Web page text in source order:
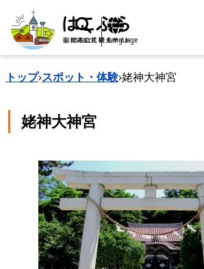
search Language
トップ›スポット・体験›姥神大神宮
姥神大神宮